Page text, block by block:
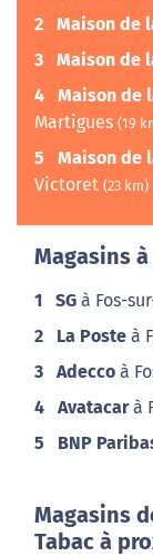
2 Maison de
3 Maison de
4 Maison de
Martigues (19
5 Maison de
Victoret (23 km)
Magasins
1 SG à Fos-
2 La Poste à
3 Adecco à
4 Avatacarà
5 BNP
Magasins
Tabac à